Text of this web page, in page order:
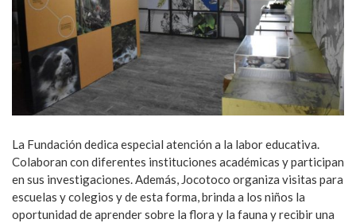
La Fundación dedica especial atención a la labor educativa.
Colaboran con diferentes instituciones académicas y participan
en sus investigaciones. Además, Jocotoco organiza visitas para
escuelas y colegios y de esta forma, brinda a los niños la
oportunidad de aprender sobre la flora y la fauna y recibir una